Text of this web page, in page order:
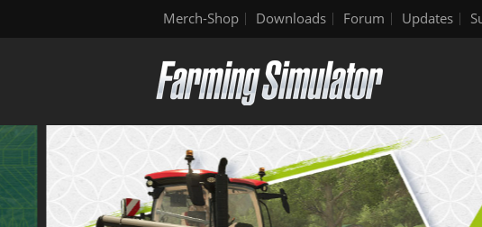
Merch-Shop Downloads Forum Updates